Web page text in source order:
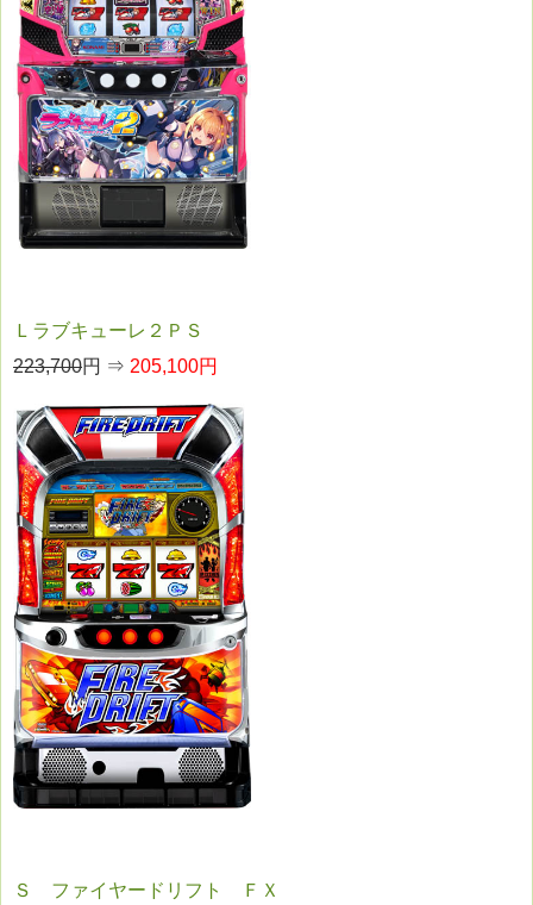
Ｌラブキューレ２ＰＳ
223,700円 ⇒ 205,100円
Ｓ ファイヤードリフト ＦＸ